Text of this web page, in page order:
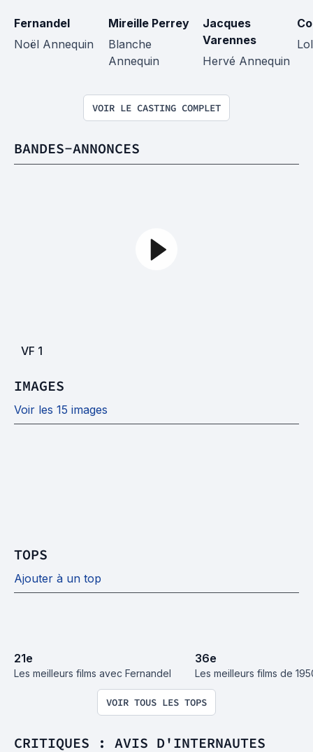
Fernandel
Noël Annequin
Mireille Perrey
Blanche
Annequin
Jacques
Varennes
Hervé Annequin
VOIR LE CASTING COMPLET
BANDES-ANNONCES
VF 1
IMAGES
Voir les 15 images
TOPS
Ajouter à un top
21e
Les meilleurs films avec Fernandel
36e
Les meilleurs films de
VOIR TOUS LES TOPS
CRITIQUES : AVIS D'INTERNAUTES